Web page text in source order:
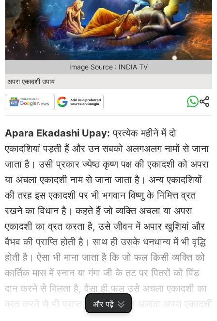
और पढ़ें
अपरा एकादशी उपाय
Image Source : INDIA TV
Apara Ekadashi Upay: प्रत्येक महीने में दो
एकादशियां पड़ती हैं और उन सबको अलगअलग नामों से जाना
जाता है। उसी प्रकार ज्येष्ठ कृष्ण पक्ष की एकादशी को अपरा
या अचला एकादशी नाम से जाना जाता है। अन्य एकादशियों
की तरह इस एकादशी पर भी भगवान विष्णु के निमित्त व्रत
रखने का विधान है। कहते हैं जो व्यक्ति अचला या अपरा
एकादशी का व्रत करता है, उसे जीवन में अपार खुशियां और
वैभव की प्राप्ति होती है। साथ ही उसके धनधान्य में भी वृद्धि
होती है। ऐसा भी माना जाता है कि जो फल किसी व्यक्ति को
कार्तिक मास में स्नान या गंगा जी के तट पर पितरों को पिंड
दान करने से मिलता है, वैसा ही फल उसे अचला एकादशी का
व्रत करने से भी प्राप्त होता है। इसके अलावा अपरा एकादशी